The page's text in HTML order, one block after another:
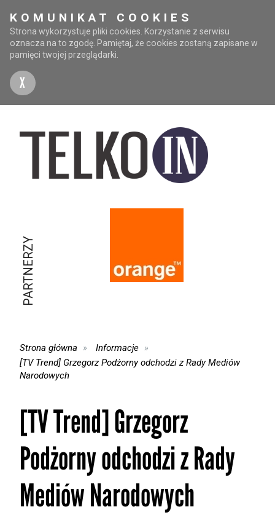
KOMUNIKAT COOKIES
Strona wykorzystuje pliki cookies. Korzystanie z serwisu
oznacza na to zgodę. Pamiętaj, że cookies zostaną zapisane w
pamięci twojej przeglądarki.
X
PARTNERZY
Strona główna
Informacje
[TV Trend] Grzegorz Podżorny odchodzi z Rady Mediów
Narodowych
[TV Trend] Grzegorz
Podżorny odchodzi z Rady
Mediów Narodowych